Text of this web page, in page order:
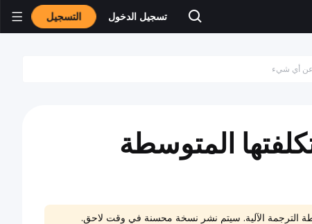
تسجيل الدخول التسجيل
المتوسطة
الترجمة الآلية. سيتم نشر نسخة محسنة في وقت لاحق.